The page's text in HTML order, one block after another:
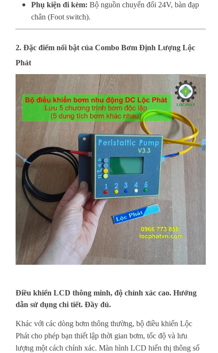
Phụ kiện đi kèm: Bộ nguồn chuyển đổi 24V, bàn đạp
chân (Foot switch).
2. Đặc điểm nổi bật của Combo Bơm Định Lượng Lộc
Phát
Điều khiển LCD thông minh, độ chính xác cao. Hướng
dẫn sử dụng chi tiết. Đầy đủ.
Khác với các dòng bơm thông thường, bộ điều khiển Lộc
Phát cho phép bạn thiết lập thời gian bơm, tốc độ và lưu
lượng một cách chính xác. Màn hình LCD hiển thị thông số